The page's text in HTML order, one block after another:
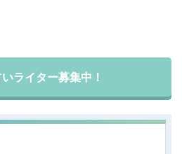
ライター募集中！